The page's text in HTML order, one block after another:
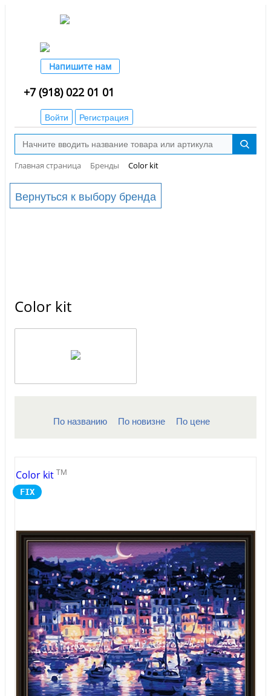
Напишите нам
+7 (918) 022 01 01
Войти Регистрация
Главная страница Бренды Color kit
Вернуться к выбору бренда
Color kit
По названию По новизне По цене
Color kit TM
FIX